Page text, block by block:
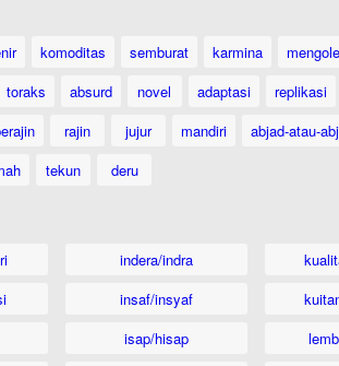
komoditas semburat karmina
toraks absurd novel adaptasi replikasi
rajin jujur mandiri abjad-atau-
tekun deru
indera/indra
insaf/insyaf
isap/hisap